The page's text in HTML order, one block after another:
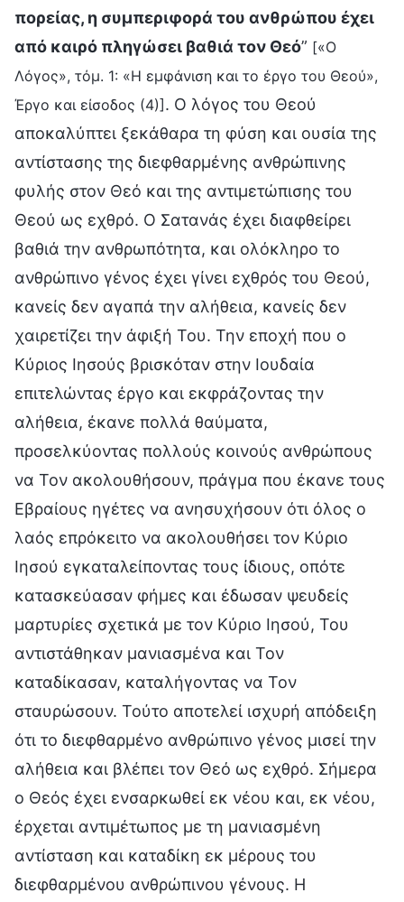
πορείας, η συμπεριφορά του ανθρώπου έχει
από καιρό πληγώσει βαθιά τον Θεό” [«Ο
Λόγος», τόμ. 1: «Η εμφάνιση και το έργο του Θεού»,
Έργο και είσοδος (4)]. Ο λόγος του Θεού
αποκαλύπτει ξεκάθαρα τη φύση και ουσία της
αντίστασης της διεφθαρμένης ανθρώπινης
φυλής στον Θεό και της αντιμετώπισης του
Θεού ως εχθρό. Ο Σατανάς έχει διαφθείρει
βαθιά την ανθρωπότητα, και ολόκληρο το
ανθρώπινο γένος έχει γίνει εχθρός του Θεού,
κανείς δεν αγαπά την αλήθεια, κανείς δεν
χαιρετίζει την άφιξή Του. Την εποχή που ο
Κύριος Ιησούς βρισκόταν στην Ιουδαία
επιτελώντας έργο και εκφράζοντας την
αλήθεια, έκανε πολλά θαύματα,
προσελκύοντας πολλούς κοινούς ανθρώπους
να Τον ακολουθήσουν, πράγμα που έκανε τους
Εβραίους ηγέτες να ανησυχήσουν ότι όλος ο
λαός επρόκειτο να ακολουθήσει τον Κύριο
Ιησού εγκαταλείποντας τους ίδιους, οπότε
κατασκεύασαν φήμες και έδωσαν ψευδείς
μαρτυρίες σχετικά με τον Κύριο Ιησού, Του
αντιστάθηκαν μανιασμένα και Τον
καταδίκασαν, καταλήγοντας να Τον
σταυρώσουν. Τούτο αποτελεί ισχυρή απόδειξη
ότι το διεφθαρμένο ανθρώπινο γένος μισεί την
αλήθεια και βλέπει τον Θεό ως εχθρό. Σήμερα
ο Θεός έχει ενσαρκωθεί εκ νέου και, εκ νέου,
έρχεται αντιμέτωπος με τη μανιασμένη
αντίσταση και καταδίκη εκ μέρους του
διεφθαρμένου ανθρώπινου γένους. Η